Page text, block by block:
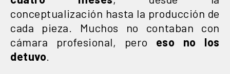
conceptualización hasta la producción de
cada pieza. Muchos no contaban con
cámara profesional, pero eso no los
detuvo